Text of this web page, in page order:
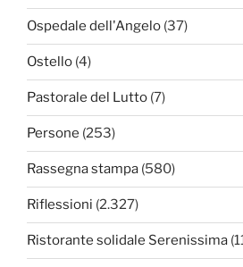
Ospedale dell'Angelo (37)
Ostello (4)
Pastorale del Lutto (7)
Persone (253)
Rassegna stampa (580)
Riflessioni (2.327)
Ristorante solidale Serenissima